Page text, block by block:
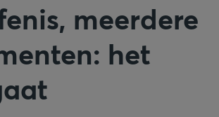
meerdere
het